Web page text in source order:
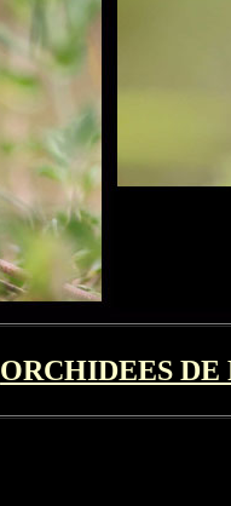
ORCHIDEES DE